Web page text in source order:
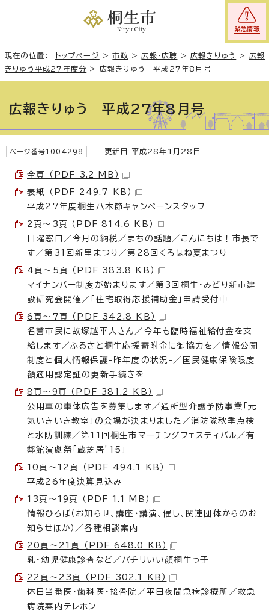
緊急情報
現在の位置： トップページ >市政 >広報・広聴 >広報きりゅう > 広報
きりゅう平成27年度分 > 広報きりゅう 平成27年8月号
広報きりゅう 平成27年8月号
ページ番号1004298 更新日 平成28年1月28日
全頁 （PDF 3.2 MB）
表紙 （PDF 249.7 KB）
平成27年度桐生八木節キャンペーンスタッフ
2頁～3頁 （PDF 814.6 KB）
日曜窓口／今月の納税／まちの話題／こんにちは！市長で
す／第31回新里まつり／第28回くろほね夏まつり
4頁～5頁 （PDF 383.8 KB）
マイナンバー制度が始まります／第3回桐生・みどり新市建
設研究会開催／「住宅取得応援補助金」申請受付中
6頁～7頁 （PDF 342.8 KB）
名誉市民に故塚越平人さん／今年も臨時福祉給付金を支
給します／ふるさと桐生応援寄附金に御協力を／情報公開
制度と個人情報保護-昨年度の状況-／国民健康保険限度
額適用認定証の更新手続きを
8頁～9頁 （PDF 381.2 KB）
公用車の車体広告を募集します／通所型介護予防事業「元
気いきいき教室」の会場が決まりました／消防隊秋季点検
と水防訓練／第11回桐生市マーチングフェスティバル／有
鄰館演劇祭「蔵芝居’15」
10頁～12頁 （PDF 494.1 KB）
平成26年度決算見込み
13頁～19頁 （PDF 1.1 MB）
情報ひろば（お知らせ、講座・講演、催し、関連団体からのお
知らせほか）／各種相談案内
20頁～21頁 （PDF 648.0 KB）
乳・幼児健康診査など／パチリいい顔桐生っ子
22頁～23頁 （PDF 302.1 KB）
休日当番医・歯科医・接骨院／平日夜間急病診療所／救急
病院案内テレホン